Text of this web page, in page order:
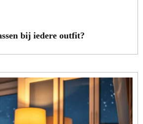
bij iedere outfit?